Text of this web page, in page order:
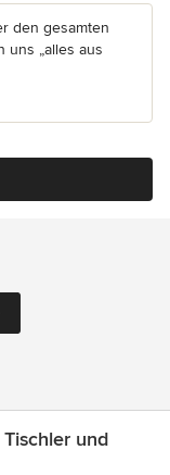
den gesamten
uns „alles aus
und